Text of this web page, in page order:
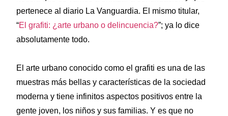
pertenece al diario La Vanguardia. El mismo titular,
“El grafiti: ¿arte urbano o delincuencia?”; ya lo dice
absolutamente todo.
El arte urbano conocido como el grafiti es una de las
muestras más bellas y características de la sociedad
moderna y tiene infinitos aspectos positivos entre la
gente joven, los niños y sus familias. Y es que no